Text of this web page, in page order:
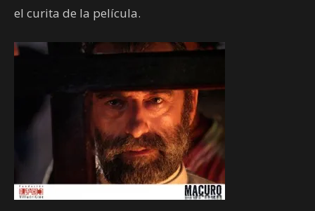
el curita de la película.